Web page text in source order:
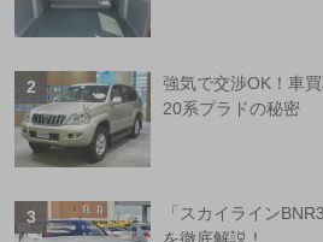
強気で交渉OK！車
20系プラドの秘密
「スカイライン